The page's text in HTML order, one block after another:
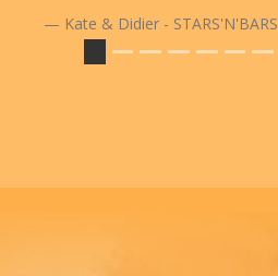
Kate & Didier - STARS'N'BARS